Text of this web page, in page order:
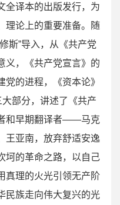
全译本的出版发行，为
理论上的重要准备。随
斯”导入，从《共产党
义，《共产党宣言》的
的进程，《资本论》
大部分，讲述了《共产
和早期翻译者——马克
王亚南，放弃舒适安逸
坷的革命之路，以自己
真理的火光引领无产阶
民族走向伟大复兴的光